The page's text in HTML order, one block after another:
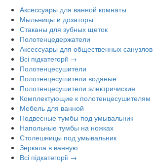
Аксессуары для ванной комнаты
Мыльницы и дозаторы
Стаканы для зубных щеток
Полотенцедержатели
Аксессуары для общественных санузлов
Всі підкатегорії →
Полотенцесушители
Полотенцесушители водяные
Полотенцесушители электричиские
Комплектующие к полотенцесушителям
Мебель для ванной
Подвесные тумбы под умывальник
Напольные тумбы на ножках
Столешницы под умывальник
Зеркала в ванную
Всі підкатегорії →